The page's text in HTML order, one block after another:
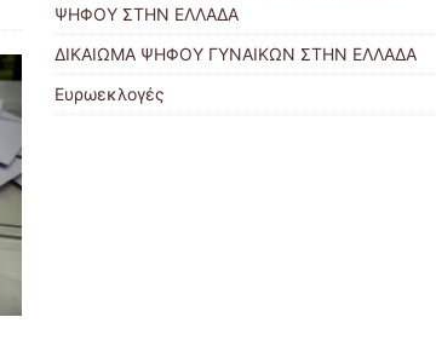
ΨΗΦΟΥ ΣΤΗΝ ΕΛΛΑΔΑ
ΔΙΚΑΙΩΜΑ ΨΗΦΟΥ ΓΥΝΑΙΚΩΝ ΣΤΗΝ ΕΛΛΑΔΑ
Ευρωεκλογές